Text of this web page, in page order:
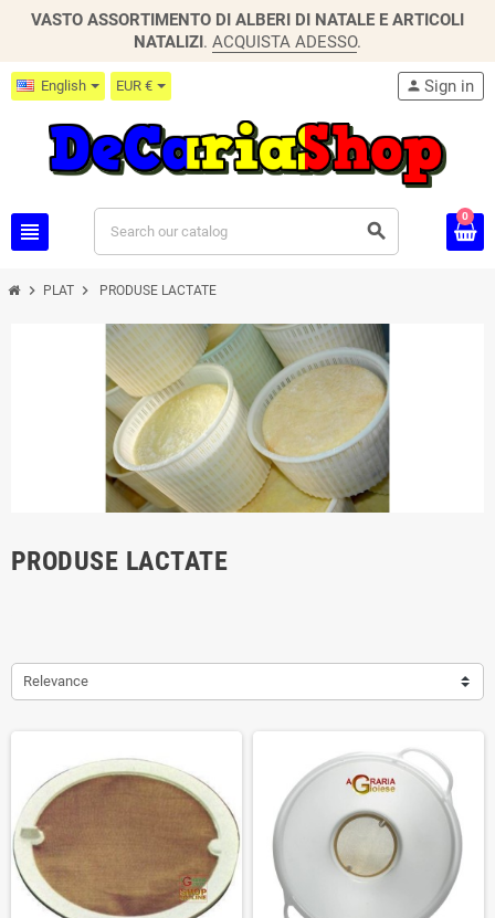
VASTO ASSORTIMENTO DI ALBERI DI NATALE E ARTICOLI
NATALIZI. ACQUISTA ADESSO.
English EUR €
view_headline search
person Sign in
0
chevron_right PLAT chevron_right PRODUSE LACTATE
PRODUSE LACTATE
Relevance